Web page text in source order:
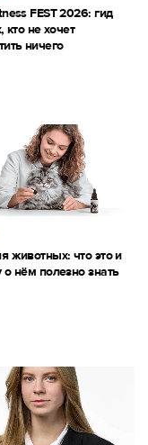
FEST 2026: гид
кто не хочет
ничего
животных: что это и
о нём полезно знать